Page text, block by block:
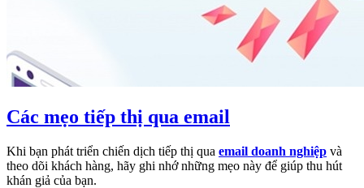
Các mẹo tiếp thị qua email
Khi bạn phát triển chiến dịch tiếp thị qua email doanh nghiệp và
theo dõi khách hàng, hãy ghi nhớ những mẹo này để giúp thu hút
khán giả của bạn.